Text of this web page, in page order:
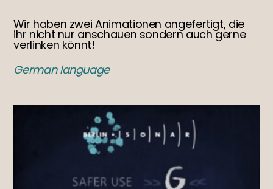
Wir haben zwei Animationen angefertigt, die
ihr nicht nur anschauen sondern auch gerne
verlinken könnt!
German language